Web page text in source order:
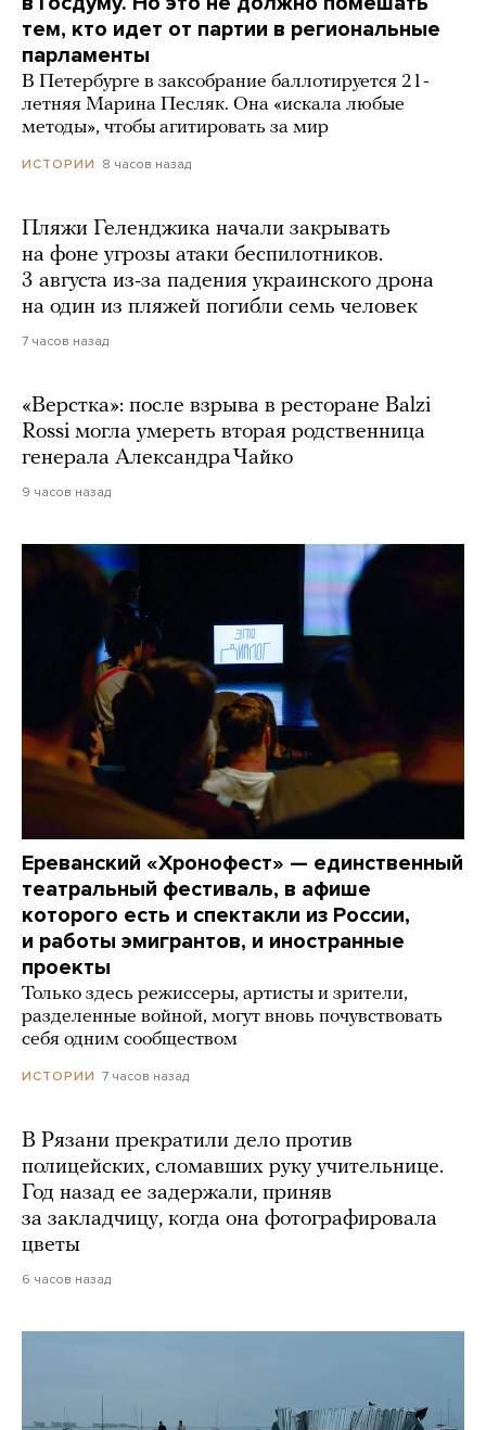
тем, кто идет от партии в региональные
парламенты
В Петербурге в заксобрание баллотируется 21-
летняя Марина Песляк. Она «искала любые
методы», чтобы агитировать за мир
ИСТОРИИ 8 часов назад
Пляжи Геленджика начали закрывать
на фоне угрозы атаки беспилотников.
3 августа из-за падения украинского дрона
на один из пляжей погибли семь человек
7 часов назад
«Верстка»: после взрыва в ресторане Balzi
Rossi могла умереть вторая родственница
генерала Александра Чайко
9 часов назад
Ереванский «Хронофест» — единственный
театральный фестиваль, в афише
которого есть и спектакли из России,
и работы эмигрантов, и иностранные
проекты
Только здесь режиссеры, артисты и зрители,
разделенные войной, могут вновь почувствовать
себя одним сообществом
ИСТОРИИ 7 часов назад
В Рязани прекратили дело против
полицейских, сломавших руку учительнице.
Год назад ее задержали, приняв
за закладчицу, когда она фотографировала
цветы
6 часов назад